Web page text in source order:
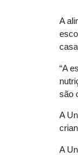
A
“A
são
A
A